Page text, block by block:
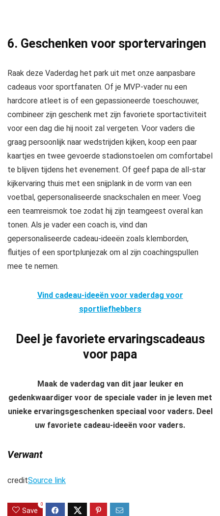
6. Geschenken voor sportervaringen
Raak deze Vaderdag het park uit met onze aanpasbare
cadeaus voor sportfanaten. Of je MVP-vader nu een
hardcore atleet is of een gepassioneerde toeschouwer,
combineer zijn geschenk met zijn favoriete sportactiviteit
voor een dag die hij nooit zal vergeten. Voor vaders die
graag persoonlijk naar wedstrijden kijken, koop een paar
kaartjes en twee gevoerde stadionstoelen om comfortabel
te blijven tijdens het evenement. Of geef papa de all-star
kijkervaring thuis met een snijplank in de vorm van een
voetbal, gepersonaliseerde snackschalen en meer. Voeg
een teamreismok toe zodat hij zijn teamgeest overal kan
tonen. Als je vader een coach is, vind dan
gepersonaliseerde cadeau-ideeën zoals klemborden,
fluitjes of een sportplunjezak om al zijn coachingspullen
mee te nemen.
Vind cadeau-ideeën voor vaderdag voor
sportliefhebbers
Deel je favoriete ervaringscadeaus
voor papa
Maak de vaderdag van dit jaar leuker en
gedenkwaardiger voor de speciale vader in je leven met
unieke ervaringsgeschenken speciaal voor vaders. Deel
uw favoriete cadeau-ideeën voor vaders.
Verwant
creditSource link
Save
0